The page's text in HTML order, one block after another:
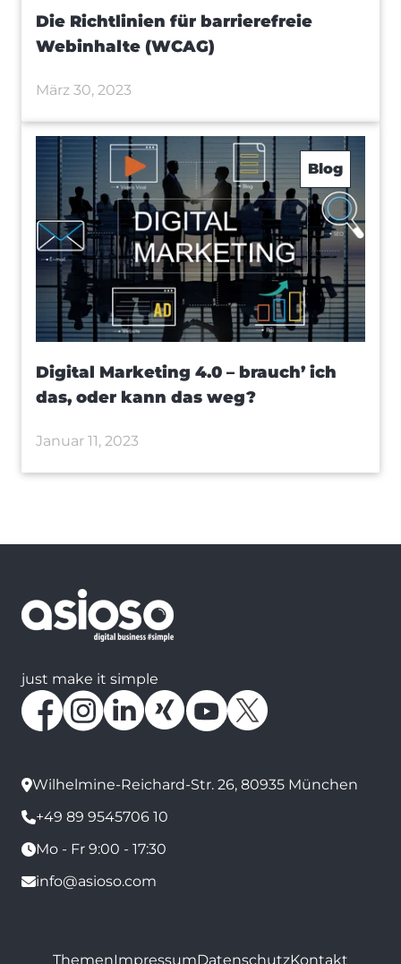
Die Richtlinien für barrierefreie
Webinhalte (WCAG)
März 30, 2023
Blog
Digital Marketing 4.0 – brauch’ ich
das, oder kann das weg?
Januar 11, 2023
just make it simple
Wilhelmine-Reichard-Str. 26, 80935 München
+49 89 9545706 10
Mo - Fr 9:00 - 17:30
info@asioso.com
ThemenImpressumDatenschutzKontakt